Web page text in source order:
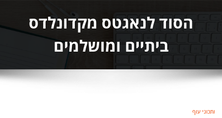
הסוד לנאגטס מקדונלדס
ביתיים ומושלמים
מתכוני עוף